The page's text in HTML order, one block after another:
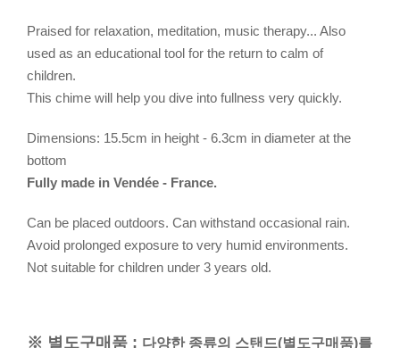
Praised for relaxation, meditation, music therapy... Also
used as an educational tool for the return to calm of
children.
This chime will help you dive into fullness very quickly.
Dimensions: 15.5cm in height - 6.3cm in diameter at the
bottom
Fully made in Vendée - France.
Can be placed outdoors. Can withstand occasional rain.
Avoid prolonged exposure to very humid environments.
Not suitable for children under 3 years old.
※ 별도구매품 : 다양한 종류의 스탠드(별도구매품)를